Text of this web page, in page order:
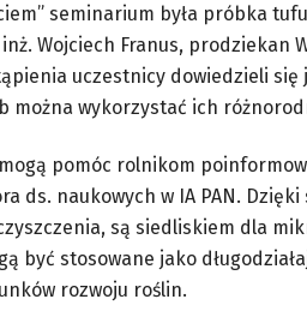
seminarium była próbka
Wojciech Franus, prodziekan
uczestnicy dowiedzieli
można wykorzystać ich
pomóc rolnikom
ds. naukowych w IA PAN.
są siedliskiem dla
być stosowane jako
rozwoju roślin.